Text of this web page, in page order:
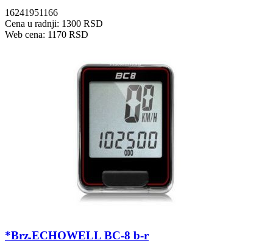
16241951166
Cena u radnji: 1300 RSD
Web cena: 1170 RSD
*Brz.ECHOWELL BC-8 b-r